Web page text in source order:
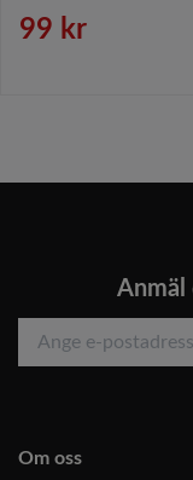
99 kr
Anmäl
Om oss